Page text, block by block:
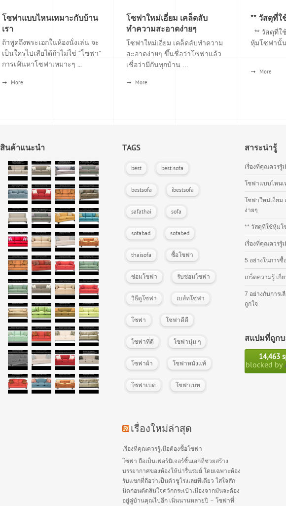
โซฟาแบบไหนเหมาะกับบ้าน
เรา
ถ้าพูดถึงพระเอกในห้องนั่งเล่น จะ
เป็นใครไปเสียได้ถ้าไม่ใช่ “โซฟา”
การเฟ้นหาโซฟาเหมาะๆ ...
More
โซฟาใหม่เอี่ยม เคล็ดลับ
ทำความสะอาดง่ายๆ
โซฟาใหม่เอี่ยม เคล็ดลับทำความ
สะอาดง่ายๆ ขึ้นชื่อว่าโซฟาแล้ว
เชื่อว่ามีกันทุกบ้าน ...
More
** วัสดุที่ใ
** วัสดุที่ใ
หุ้มโซฟานั้น
More
สินค้าแนะนำ TAGS
best best.sofa
bestsofa ibestsofa
safathai sofa
sofabad sofabed
thaisofa ซื้อโซฟา
ซ่อมโซฟา รับซ่อมโซฟา
วิธีดูโซฟา เบส์ทโซฟา
โซฟา โซฟาดีดี
โซฟาที่ดี โซฟานุ่ม ๆ
โซฟาผ้า โซฟาหนังแท้
โซฟาเบด โซฟาเบท
เรื่องใหม่ล่าสุด
เรื่องที่คุณควรรู้เมื่อต้องซื้อโซฟา
โซฟา ถือเป็นเฟอร์นิเจอร์ชิ้นเอกที่ช่วยสร้าง
บรรยากาศของห้องให้น่ารื่นรมย์ โดยเฉพาะห้อง
รับแขกที่ถือว่าเป็นตัวชูโรงเลยทีเดียว ใส่ใจสัก
นิดก่อนตัดสินใจควักกระเป๋าเนื่องจากมันจะต้อง
อยู่คู่บ้านคุณไปอีก เนิ่นนานหลายปี – โซฟาที่
สาระน่ารู้
เรื่องที่คุณควรรู้
โซฟาแบบไหนเ
โซฟาใหม่เอี่ยม
ง่ายๆ
** วัสดุที่ใช้หุ้มโ
เรื่องที่คุณควรรู้
5 อย่างในการซื้
เกร็ดความรู้ เกี่
7 อย่างกับการเ
ถูกใจ
สแปมที่ถูก
14,463
blocked by